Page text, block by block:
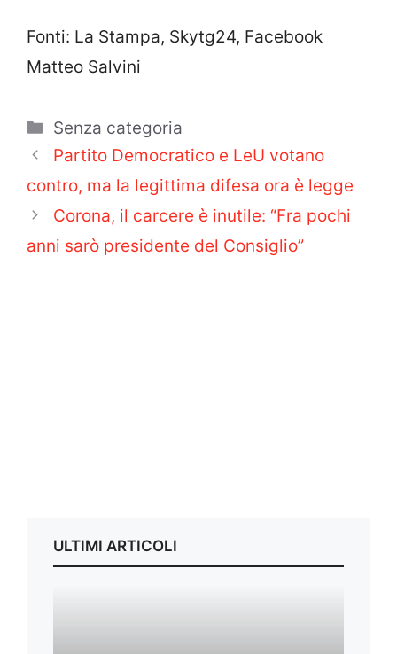
Fonti: La Stampa, Skytg24, Facebook
Matteo Salvini
Categorie
Senza categoria
Partito Democratico e LeU votano
contro, ma la legittima difesa ora è legge
Corona, il carcere è inutile: “Fra pochi
anni sarò presidente del Consiglio”
ULTIMI ARTICOLI